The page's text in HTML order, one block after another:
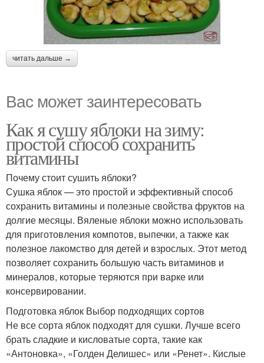
читать дальше →
Вас может заинтересовать
Как я сушу яблоки на зиму:
простой способ сохранить
витамины
Почему стоит сушить яблоки?
Сушка яблок — это простой и эффективный способ
сохранить витамины и полезные свойства фруктов на
долгие месяцы. Вяленые яблоки можно использовать
для приготовления компотов, выпечки, а также как
полезное лакомство для детей и взрослых. Этот метод
позволяет сохранить большую часть витаминов и
минералов, которые теряются при варке или
консервировании.
Подготовка яблок Выбор подходящих сортов
Не все сорта яблок подходят для сушки. Лучше всего
брать сладкие и кисловатые сорта, такие как
«Антоновка», «Голден Делишес» или «Ренет». Кислые